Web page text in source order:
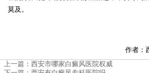
莫及。
作者：
上一篇： 西安市哪家白癜风医院权威